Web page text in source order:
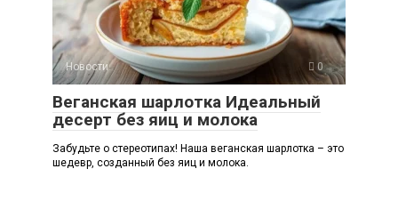
Новости 0
Веганская шарлотка Идеальный
десерт без яиц и молока
Забудьте о стереотипах! Наша веганская шарлотка – это
шедевр, созданный без яиц и молока.